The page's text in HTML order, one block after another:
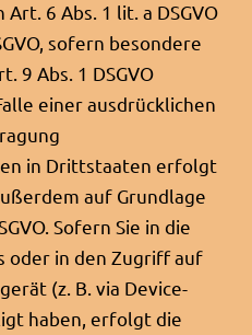
6 Abs. 1 lit. a DSGVO
sofern besondere
9 Abs. 1 DSGVO
einer ausdrücklichen
in Drittstaaten erfolgt
auf Grundlage
Sofern Sie in die
oder in den Zugriff auf
(z. B. via Device-
haben, erfolgt die